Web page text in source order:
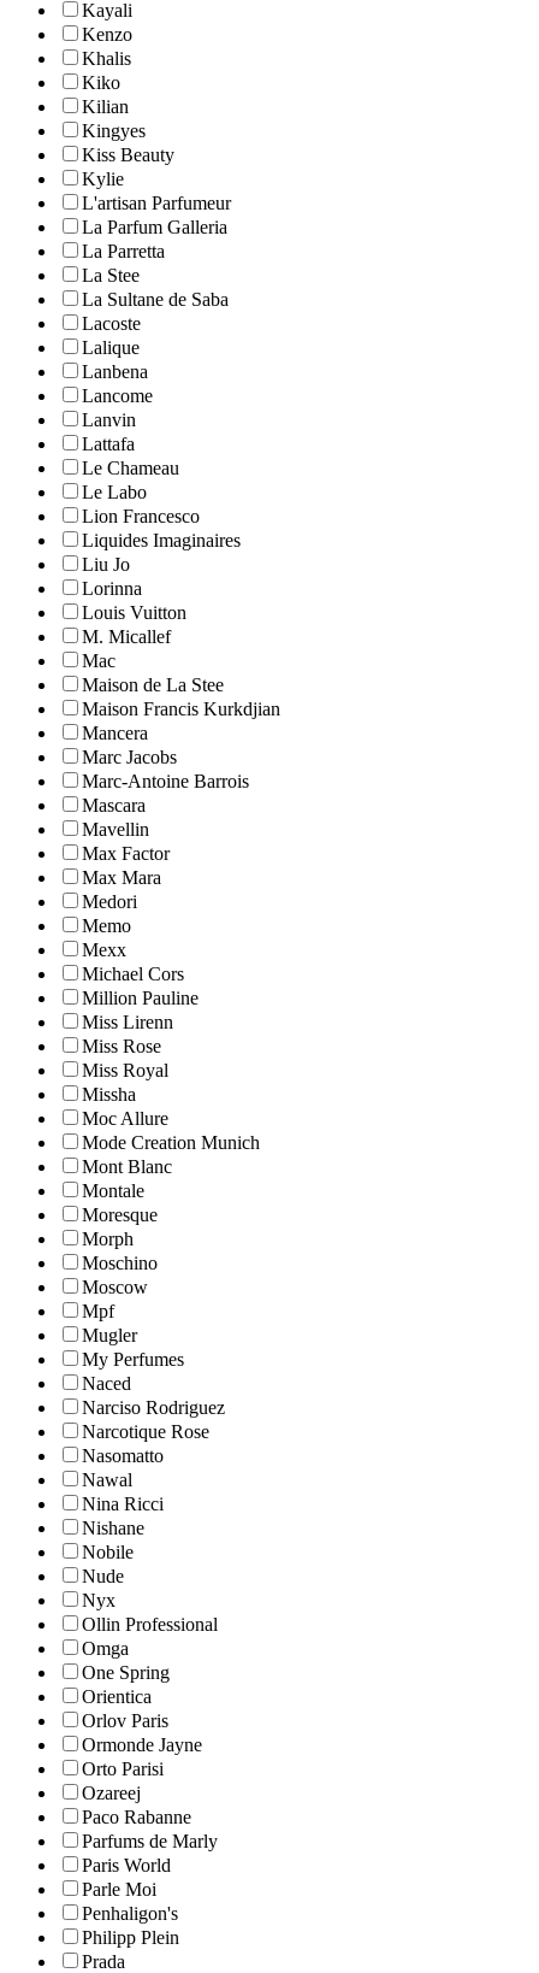
Kayali
Kenzo
Khalis
Kiko
Kilian
Kingyes
Kiss Beauty
Kylie
L'artisan Parfumeur
La Parfum Galleria
La Parretta
La Stee
La Sultane de Saba
Lacoste
Lalique
Lanbena
Lancome
Lanvin
Lattafa
Le Chameau
Le Labo
Lion Francesco
Liquides Imaginaires
Liu Jo
Lorinna
Louis Vuitton
M. Micallef
Mac
Maison de La Stee
Maison Francis Kurkdjian
Mancera
Marc Jacobs
Marc-Antoine Barrois
Mascara
Mavellin
Max Factor
Max Mara
Medori
Memo
Mexx
Michael Cors
Million Pauline
Miss Lirenn
Miss Rose
Miss Royal
Missha
Moc Allure
Mode Creation Munich
Mont Blanc
Montale
Moresque
Morph
Moschino
Moscow
Mpf
Mugler
My Perfumes
Naced
Narciso Rodriguez
Narcotique Rose
Nasomatto
Nawal
Nina Ricci
Nishane
Nobile
Nude
Nyx
Ollin Professional
Omga
One Spring
Orientica
Orlov Paris
Ormonde Jayne
Orto Parisi
Ozareej
Paco Rabanne
Parfums de Marly
Paris World
Parle Moi
Penhaligon's
Philipp Plein
Prada